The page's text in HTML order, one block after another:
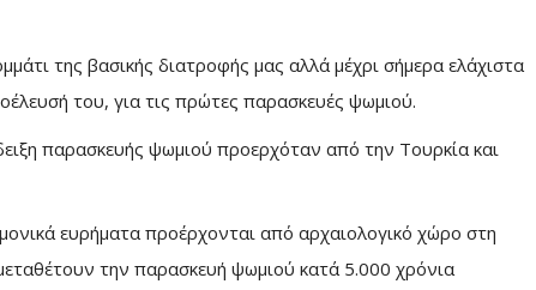
της βασικής διατροφής μας αλλά μέχρι σήμερα ελάχιστα
του, για τις πρώτες παρασκευές ψωμιού.
παρασκευής ψωμιού προερχόταν από την Τουρκία και
ευρήματα προέρχονται από αρχαιολογικό χώρο στη
την παρασκευή ψωμιού κατά 5.000 χρόνια